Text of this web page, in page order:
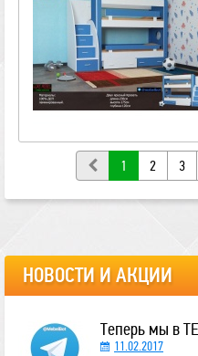
1 2 3
НОВОСТИ И АКЦИИ
Теперь мы в
11.02.2017